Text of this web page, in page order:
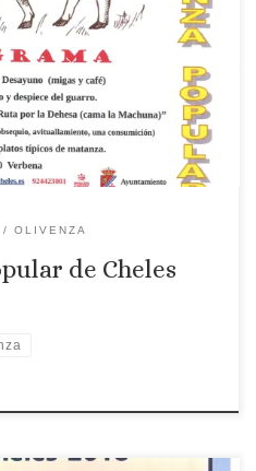
Matanza Popular de Cheles
OLIVENZA
de Cheles